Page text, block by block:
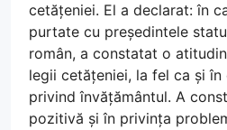
cetățeniei. El a declarat: în
purtate cu președintele
român, a constatat o
legii cetățeniei, la fel ca și
privind învățământul. A
pozitivă și în privința